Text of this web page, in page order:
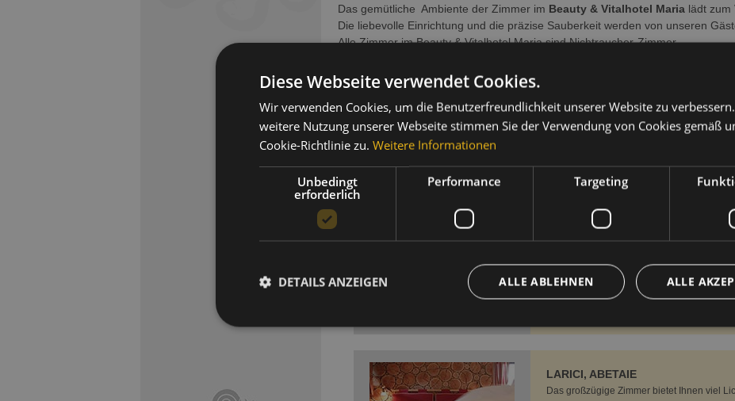
Das gemütliche Ambiente der Zimmer im Beauty & Vitalhotel Maria lädt zum
Die liebevolle Einrichtung und die präzise Sauberkeit werden von unseren
Alle Zimmer im Beauty & Vitalhotel Maria sind Nichtraucher-Zimmer.
Unsere Zimmer verfügen über einen Balkon mit atemberaubendem Blick auf
Sie suchen ein ganz besonderes Zimmer?
LARICI, ABETAIE
Das großzügige Zimmer bietet Ihnen viel
Diese Webseite verwendet Cookies.
Wir verwenden Cookies, um die Benutzerfreundlichkeit unserer Website zu
weitere Nutzung unserer Webseite stimmen Sie der Verwendung von Cookies gemäß
Cookie-Richtlinie zu. Weitere Informationen
Unbedingt
erforderlich
Performance Targeting
ALLE
ALLE ABLEHNEN
DETAILS ANZEIGEN